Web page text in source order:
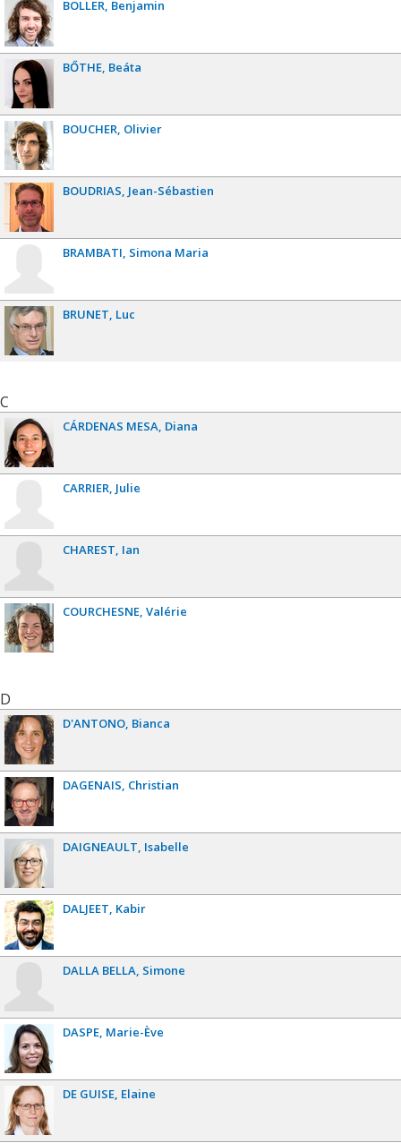
BOLLER Benjamin
BŐTHE Beáta
BOUCHER Olivier
BOUDRIAS Jean-Sébastien
BRAMBATI Simona Maria
BRUNET Luc
C
CÁRDENAS MESA Diana
CARRIER Julie
CHAREST Ian
COURCHESNE Valérie
D
D'ANTONO Bianca
DAGENAIS Christian
DAIGNEAULT Isabelle
DALJEET Kabir
DALLA BELLA Simone
DASPE Marie-Ève
DE GUISE Elaine